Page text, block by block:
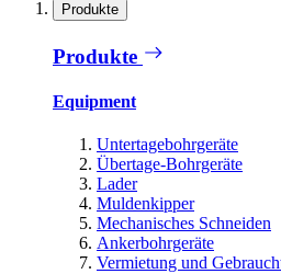
Produkte
Produkte
Equipment
Untertagebohrgeräte
Übertage-Bohrgeräte
Lader
Muldenkipper
Mechanisches Schneiden
Ankerbohrgeräte
Vermietung und